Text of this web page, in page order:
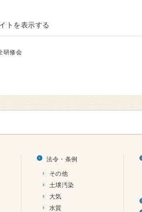
トを表示する
研修会
法令・条例
その他
土壌汚染
大気
水質